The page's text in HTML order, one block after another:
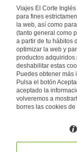
Quiénes somos
Financiación
Sostenibilidad
Turismo
Tarjeta El Corte
Trabaja con
El Corte Inglés
Canal Ético
Enlaces de
Guías de viaje
Catálogos
Auto check-in
Condiciones
Política de
Política de
Accesibilidad
Empresas/
Internacional
España
Visita nuestro
Blog de Viajes el
Viajes El Corte
para fines
la web, así como
(tanto general como
a partir de tu hábitos
optimizar la web y
productos adquiridos
deshabilitar estas
Puedes obtener más
Pulsa el botón
aceptado la
volveremos a
borres las cookies